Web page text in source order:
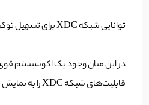
توانایی شبکه XDC برای تسهیل توکن‌سازی دارایی و ویژگی‌های انطباق پذیری آن، سرمایه‌گذاران و شرکت‌های سازمانی را جذب کرده است که اعتماد و اعتبار را در شبکه تقویت می‌کند.
در این میان وجود یک اکوسیستم قوی
قابلیت‌های شبکه XDC را به نمایش گذاشته‌اند که علاقه‌مندان بیشتری را به سمت پروژه جلب کرده است.